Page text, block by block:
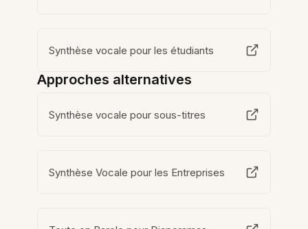
Synthèse vocale pour les étudiants
Approches alternatives
Synthèse vocale pour sous-titres
Synthèse Vocale pour les Entreprises